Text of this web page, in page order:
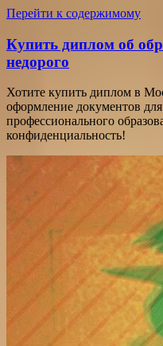
Перейти к содержимому
Купить диплом об
недорого
Хотите купить диплом в
оформление документов
профессионального
конфиденциальность!